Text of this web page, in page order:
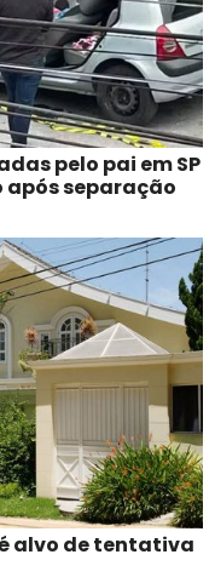
pelo pai em SP
separação
alvo de tentativa